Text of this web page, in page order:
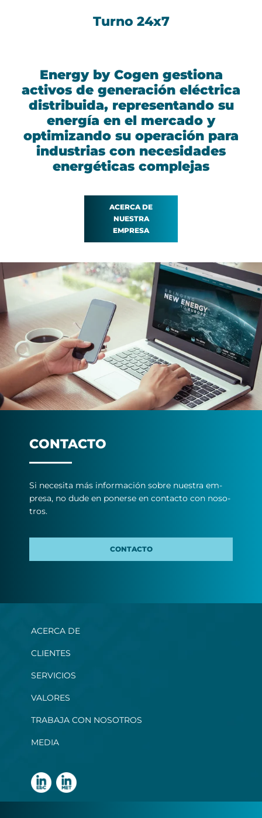
Turno 24x7
Energy by Cogen gestiona
activos de generación eléctrica
distribuida, representando su
energía en el mercado y
optimizando su operación para
industrias con necesidades
energéticas complejas
ACERCA DE
NUESTRA
EMPRESA
CON­TAC­TO
Si ne­ce­si­ta más in­for­ma­ción so­bre nues­tra em­
pre­sa, no du­de en po­ner­se en con­tac­to con no­so­
tros.
CONTACTO
ACERCA DE
CLIENTES
SERVICIOS
VALORES
TRABAJA CON NOSOTROS
MEDIA